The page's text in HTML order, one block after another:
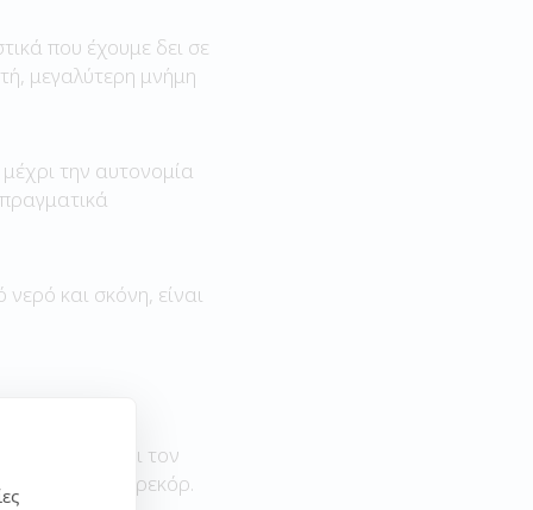
που έχουμε δει σε
μεγαλύτερη μνήμη
την αυτονομία
και σκόνη, είναι
κατασκευή και τον
προηγούμενο ρεκόρ.